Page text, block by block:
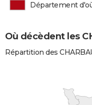
Département
Où décèdent les
Répartition des